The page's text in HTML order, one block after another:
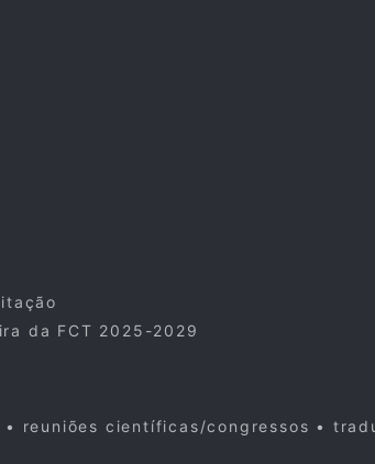
da FCT 2025-2029
reuniões científicas/congressos •